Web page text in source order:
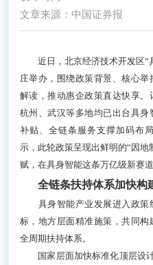
文章来源：中国证券报
近日，北京经济技术开发区“
庄举办，围绕政策背景、核心
解读，推动惠企政策直达快享。
杭州、武汉等多地均已出台具
补贴、全链条服务支撑加码布
示，此轮政策呈现出鲜明的“因
赋，在具身智能这条万亿级新赛
全链条扶持体系加快构
具身智能产业发展进入政策
标，地方层面精准施策，共同
全周期扶持体系。
国家层面加快标准化顶层设计